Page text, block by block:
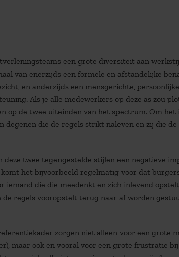
een grote diversiteit aan
van enerzijds een formele en afstandelijke
en anderzijds een mensgerichte,
Als je alle medewerkers op deze as zou
op de twee uiteinden van het spectrum. Om
die de regels strikt naleven en zij die de
twee tegengestelde stijlen een negatieve
het bijvoorbeeld regelmatig voor dat
iemand die die meedenkt en zich inlevend
regels vooropstelt terug naar af worden
zorgen niet alleen voor een grote
maar ook en vooral voor een grote frustratie